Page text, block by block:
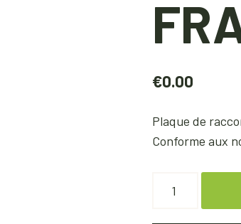
€0.00
Plaque de
Conforme aux